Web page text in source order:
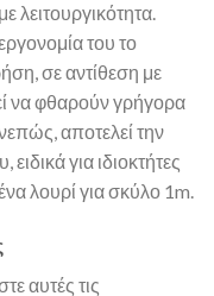
λειτουργικότητα.
του το
σε αντίθεση με
να φθαρούν γρήγορα
αποτελεί την
για ιδιοκτήτες
λουρί για σκύλο 1m.
αυτές τις